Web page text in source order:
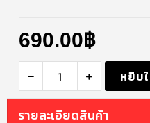
690.00฿
หยิบ
รายละเอียดสินค้า